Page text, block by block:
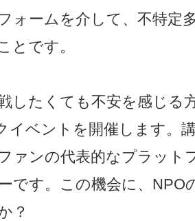
ォームを介して、不特定
とです。
したくても不安を感じる
イベントを開催します。
ァンの代表的なプラット
です。この機会に、NPO
？